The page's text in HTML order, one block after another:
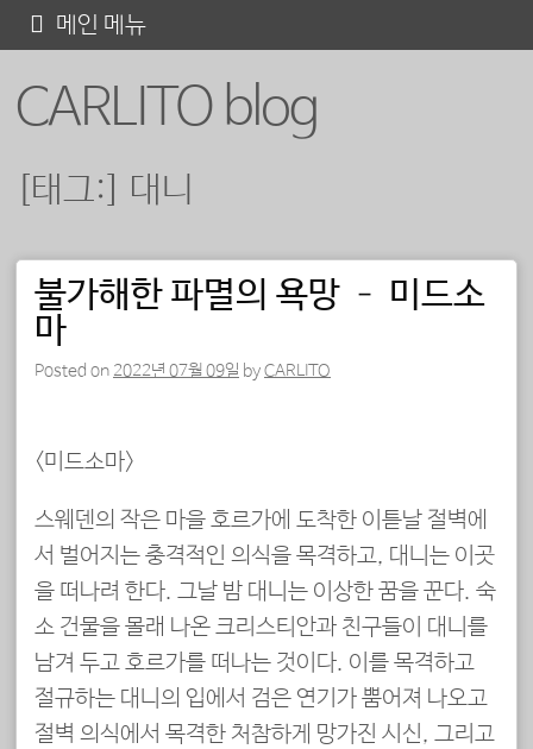
CARLITO blog
메인 메뉴
텐
[태그:] 대니
포스트 내비게이션
불가해한 파멸의 욕망 – 미드소
마
Posted on 2022년 07월 09일 byCARLITO
<미드소마>
스웨덴의 작은 마을 호르가에 도착한 이튿날 절벽에
서 벌어지는 충격적인 의식을 목격하고, 대니는 이곳
을 떠나려 한다. 그날 밤 대니는 이상한 꿈을 꾼다. 숙
소 건물을 몰래 나온 크리스티안과 친구들이 대니를
남겨 두고 호르가를 떠나는 것이다. 이를 목격하고
절규하는 대니의 입에서 검은 연기가 뿜어져 나오고
절벽 의식에서 목격한 처참하게 망가진 시신, 그리고